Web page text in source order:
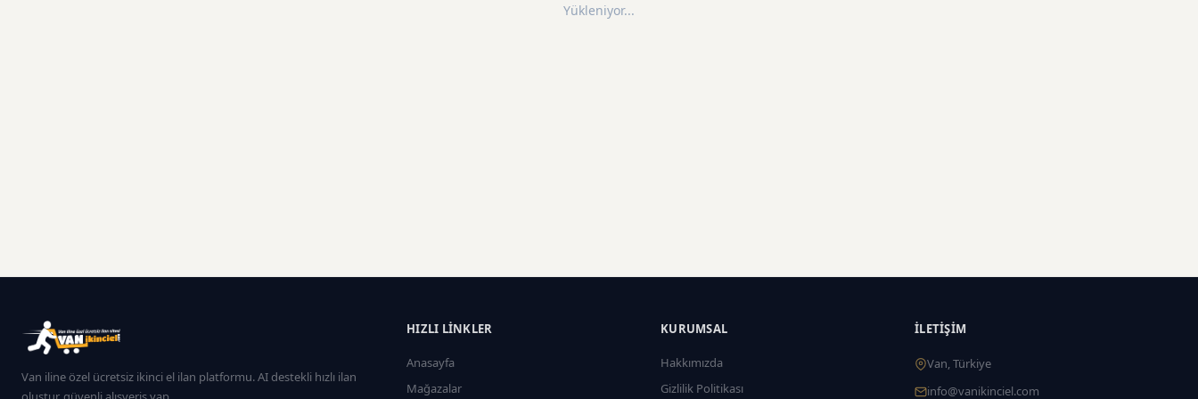
Yükleniyor...
Van iline özel ücretsiz ikinci el ilan platformu. AI destekli hızlı ilan
HIZLI LINKLER
Anasayfa
Mağazalar
KURUMSAL
Hakkımızda
Gizlilik Politikası
İLETIŞIM
Van, Türkiye
info@vanikinciel.com